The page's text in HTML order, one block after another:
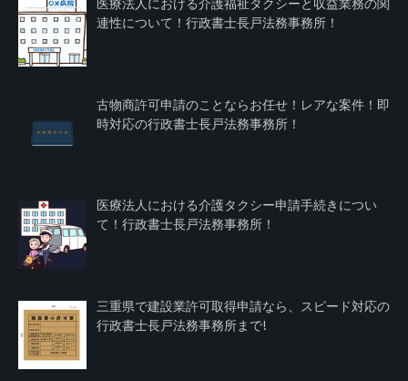
医療法人における介護福祉タクシーと収益業務の関
連性について！行政書士長戸法務事務所！
古物商許可申請のことならお任せ！レアな案件！即
時対応の行政書士長戸法務事務所！
医療法人における介護タクシー申請手続きについ
て！行政書士長戸法務事務所！
三重県で建設業許可取得申請なら、スピード対応の
行政書士長戸法務事務所まで!